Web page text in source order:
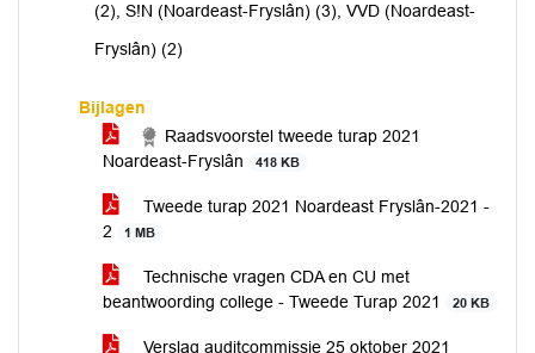
(2), S!N (Noardeast-Fryslân) (3), VVD (Noardeast-
Fryslân) (2)
Bijlagen
Raadsvoorstel tweede turap 2021
Noardeast-Fryslân
418 KB
Tweede turap 2021 Noardeast Fryslân-2021 -
2
1 MB
Technische vragen CDA en CU met
beantwoording college - Tweede Turap 2021
20 KB
Verslag auditcommissie 25 oktober 2021